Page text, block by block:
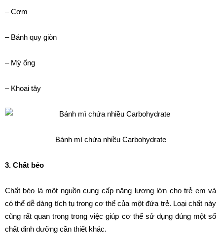
– Cơm
– Bánh quy giòn
– Mỳ ống
– Khoai tây
Bánh mì chứa nhiều Carbohydrate
3. Chất béo
Chất béo là một nguồn cung cấp năng lượng lớn cho trẻ em và
có thể dễ dàng tích tụ trong cơ thể của một đứa trẻ. Loại chất này
cũng rất quan trong trong việc giúp cơ thể sử dụng đúng một số
chất dinh dưỡng cần thiết khác.